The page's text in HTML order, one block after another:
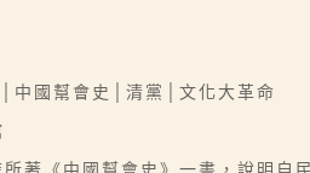
中國幫會史│清黨│文化大革命